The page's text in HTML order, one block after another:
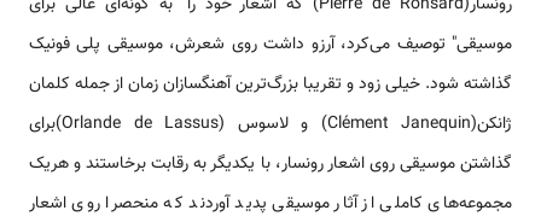
موسیقی" توصیف می‌کرد، آرزو داشت روی شعرش، موسیقی پلی فونیک
گذاشته شود. خیلی زود و تقریبا بزرگ‌ترین آهنگسازان زمان از جمله كلمان
ژانکن(Clément Janequin) و لاسوس (Orlande de Lassus)برای
گذاشتن موسیقی روی اشعار رونسار، با یکدیگر به رقابت برخاستند و هریک
مجموعه‌های کاملی از آثار موسیقی پدید آوردند که منحصرا روی اشعار